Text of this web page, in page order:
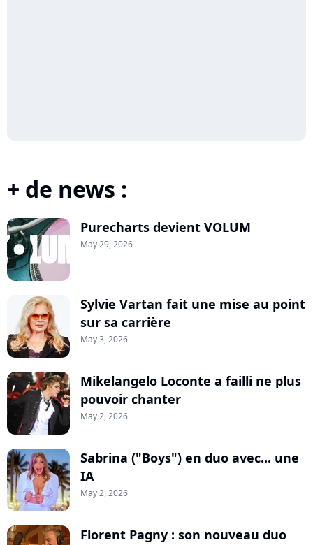
+ de news :
Purecharts devient VOLUM
May 29, 2026
Sylvie Vartan fait une mise au point
sur sa carrière
May 3, 2026
Mikelangelo Loconte a failli ne plus
pouvoir chanter
May 2, 2026
Sabrina ("Boys") en duo avec... une
IA
May 2, 2026
Florent Pagny : son nouveau duo